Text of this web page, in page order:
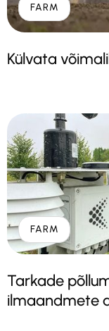
FARM
Külvata
FARM
Tarkade
ilmaandmete